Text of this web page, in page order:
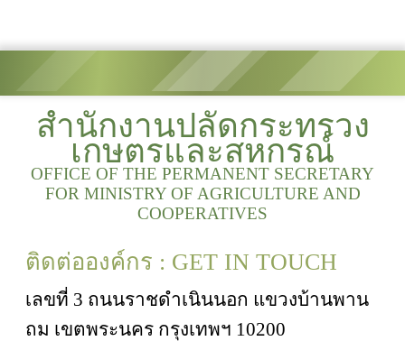
สำนักงานปลัดกระทรวง
เกษตรและสหกรณ์
OFFICE OF THE PERMANENT SECRETARY
FOR MINISTRY OF AGRICULTURE AND
COOPERATIVES
ติดต่อองค์กร : GET IN TOUCH
เลขที่ 3 ถนนราชดำเนินนอก แขวงบ้านพาน
ถม เขตพระนคร กรุงเทพฯ 10200